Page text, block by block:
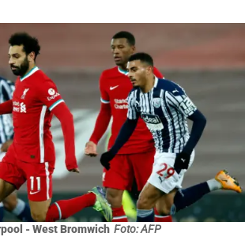
- West Bromwich Foto: AFP